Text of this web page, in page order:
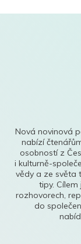
Nová novinová
nabízí
osobností z
i kulturně-
vědy a ze světa
tipy.
rozhovorech,
do